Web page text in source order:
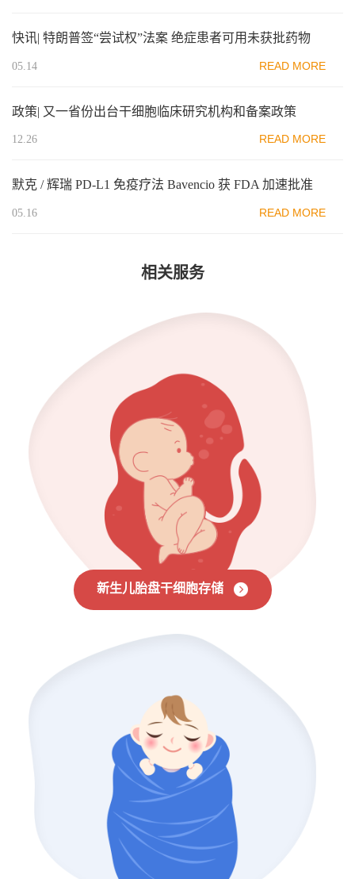
快讯| 特朗普签“尝试权”法案 绝症患者可用未获批药物
05.14 READ MORE
政策| 又一省份出台干细胞临床研究机构和备案政策
12.26 READ MORE
默克 / 辉瑞 PD-L1 免疫疗法 Bavencio 获 FDA 加速批准
05.16 READ MORE
相关服务
新生儿胎盘干细胞存储